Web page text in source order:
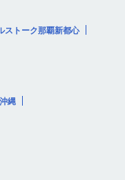
ストーク那覇新都心
縄